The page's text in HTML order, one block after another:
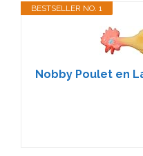
BESTSELLER NO. 1
Nobby Poulet en